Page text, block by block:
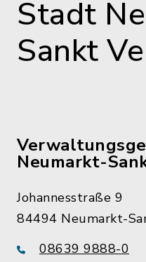
Stadt
Sankt
Neumarkt-
Johannesstraße 9
84494 Neumarkt-
08639 9888-0